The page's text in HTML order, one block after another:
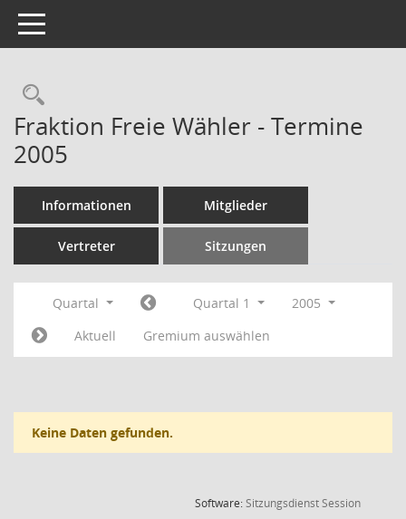
Toggle navigation
Rechercheauswahl
Fraktion Freie Wähler - Termine
2005
Informationen Mitglieder
Vertreter Sitzungen
Quartal Quartal 1
2005
Aktuell
Gremium auswählen
Keine Daten gefunden.
Software:SitzungsdienstSession(Wird in